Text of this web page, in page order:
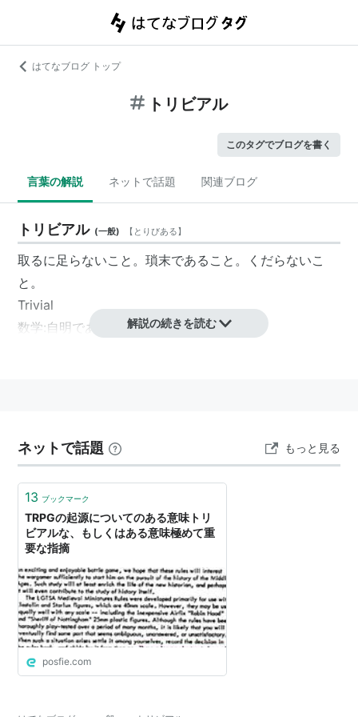
はてなブログ トップ
トリビアル
このタグでブログを書く
言葉の解説 ネットで話題 関連ブログ
トリビアル (一般) 【 とりびある】
取るに足らないこと。瑣末であること。くだらないこ
と。
Trivial
数学:自明であること。解説の続きを読む
ネットで話題 もっと見る
13 ブックマーク
TRPGの起源についてのある意味トリ
ビアルな、もしくはある意味極めて重
要な指摘
posfie.com